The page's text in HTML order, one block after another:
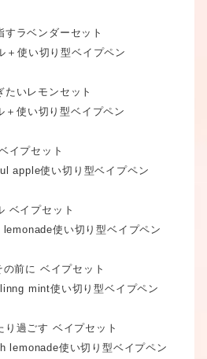
ラベンダーセット
使い切り型ベイプペン
いレモンセット
使い切り型ベイプペン
イプセット
apple使い切り型ベイプペン
ベイプセット
使い切り型ベイプペン
前に ベイプセット
mint使い切り型ベイプペン
過ごす ベイプセット
lemonade使い切り型ベイプペン